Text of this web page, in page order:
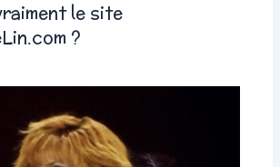
le site
?